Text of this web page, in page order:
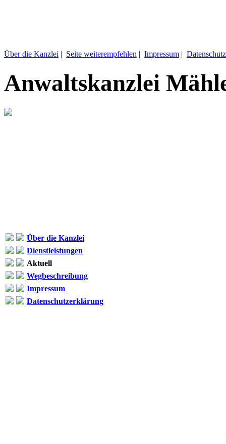
Über die Kanzlei | Seite weiterempfehlen | Impressum |
Anwaltskanzlei
Über die Kanzlei
Dienstleistungen
Aktuell
Wegbeschreibung
Impressum
Datenschutzerklärung